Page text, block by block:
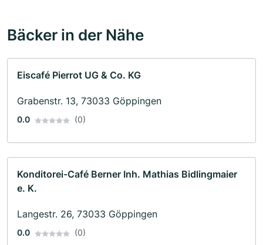
Bäcker in der Nähe
Eiscafé Pierrot UG & Co. KG
Grabenstr. 13, 73033 Göppingen
0.0 (0)
Konditorei-Café Berner Inh. Mathias Bidlingmaier
e. K.
Langestr. 26, 73033 Göppingen
0.0 (0)